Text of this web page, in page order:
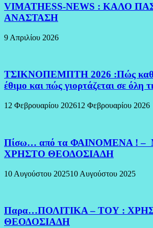
VIMATHESS-NEWS : ΚΑΛΟ
ΑΝΑΣΤΑΣΗ
9 Απριλίου 2026
ΤΣΙΚΝΟΠΕΜΠΤΗ 2026 :Πώς
έθιμο και πώς γιορτάζεται σε όλη
12 Φεβρουαρίου 202612 Φεβρουαρίου 2026
Πίσω… από τα ΦΑΙΝΟΜΕΝΑ ! –
ΧΡΗΣΤΟ ΘΕΟΔΟΣΙΑΔΗ
10 Αυγούστου 202510 Αυγούστου 2025
Παρα…ΠΟΛΙΤΙΚΑ – ΤΟΥ :
ΘΕΟΔΟΣΙΑΔΗ